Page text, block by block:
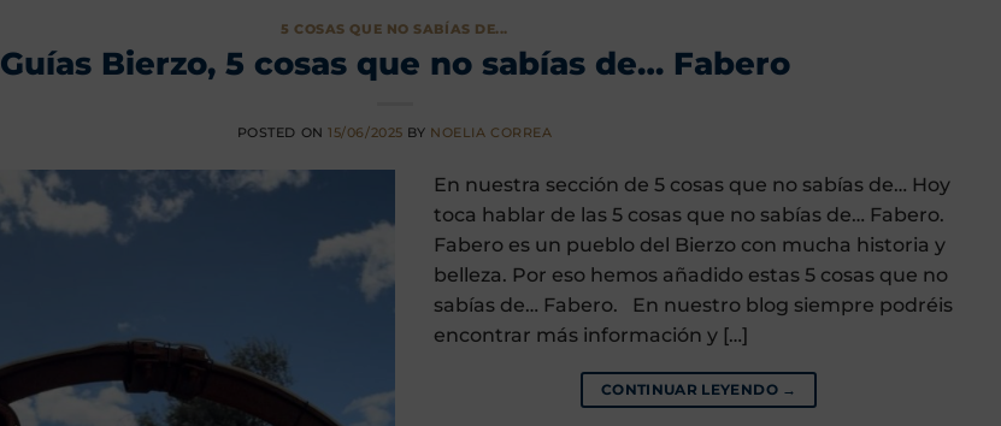
5 COSAS QUE NO SABÍAS DE...
Guías Bierzo, 5 cosas que no sabías de… Fabero
POSTED ON15/06/2025 BY NOELIA CORREA
En nuestra sección de 5 cosas que no sabías de… Hoy
toca hablar de las 5 cosas que no sabías de… Fabero.
Fabero es un pueblo del Bierzo con mucha historia y
belleza. Por eso hemos añadido estas 5 cosas que no
sabías de… Fabero. En nuestro blog siempre podréis
encontrar más información y […]
CONTINUAR LEYENDO →